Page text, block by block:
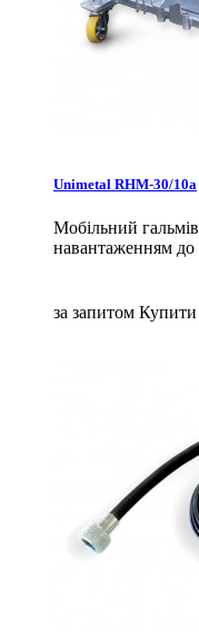
Unimetal RHM-30/10a
Мобільний
навантаженням до
за запитом Купити